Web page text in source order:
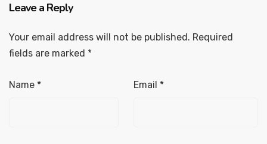
Leave a Reply
Your email address will not be published. Required
fields are marked *
Name * Email *